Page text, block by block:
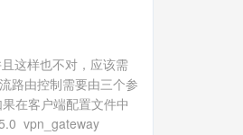
这样也不对，应该需
路由控制需要由三个参
在客户端配置文件中
vpn_gateway